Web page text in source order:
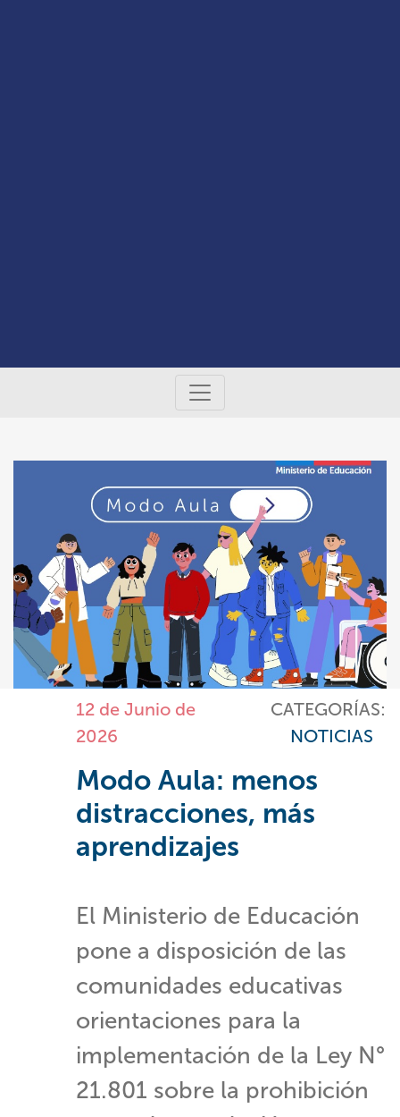
12 de Junio de
2026
CATEGORÍAS:
NOTICIAS
Modo Aula: menos
distracciones, más
aprendizajes
El Ministerio de Educación
pone a disposición de las
comunidades educativas
orientaciones para la
implementación de la Ley N°
21.801 sobre la prohibición